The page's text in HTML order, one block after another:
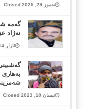
تەموز 29, 2025 Closed
نه‌ژاد
ئازار 14, 2017 Closed
نیسان 10, 2023 Closed